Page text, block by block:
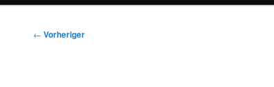
Beitragsnavigation
← Vorheriger